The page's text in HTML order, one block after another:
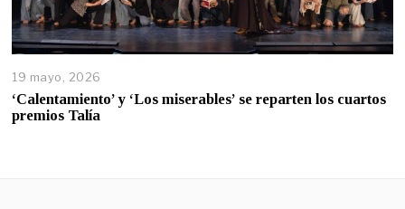
19 mayo, 2026
‘Calentamiento’ y ‘Los miserables’ se reparten los cuartos
premios Talía